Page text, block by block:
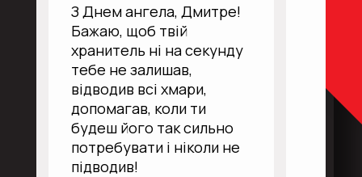
З Днем ангела, Дмитре!
Бажаю, щоб твій
хранитель ні на секунду
тебе не залишав,
відводив всі хмари,
допомагав, коли ти
будеш його так сильно
потребувати і ніколи не
підводив!